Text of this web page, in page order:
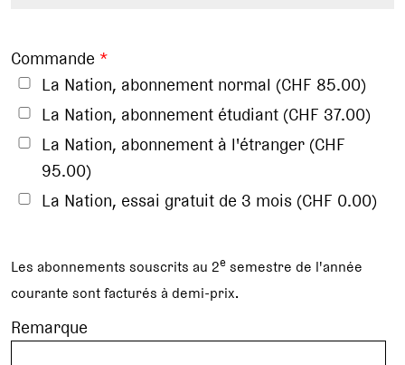
Commande *
La Nation, abonnement normal (CHF 85.00)
La Nation, abonnement étudiant (CHF 37.00)
La Nation, abonnement à l'étranger (CHF
95.00)
La Nation, essai gratuit de 3 mois (CHF 0.00)
Les abonnements souscrits au 2e semestre de l'année
courante sont facturés à demi-prix.
Remarque